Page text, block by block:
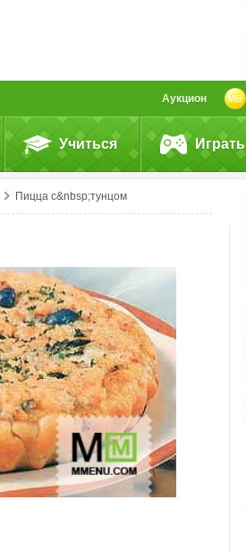
Аукцион
Учиться Играть
Пицца с&nbsp;тунцом